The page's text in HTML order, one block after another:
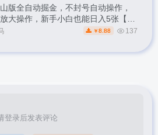
版全自动掘金，不封号自动操作，
大操作，新手小白也能日入5张【揭
￥ 8.88 137
登录后发表评论